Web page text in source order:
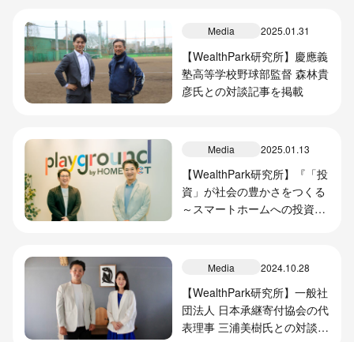
Media 2025.01.31
【WealthPark研究所】慶應義
塾高等学校野球部監督 森林貴
彦氏との対談記事を掲載
Media 2025.01.13
【WealthPark研究所】『「投
資」が社会の豊かさをつくる
～スマートホームへの投資で
Media 2024.10.28
【WealthPark研究所】一般社
団法人 日本承継寄付協会の代
表理事 三浦美樹氏との対談記